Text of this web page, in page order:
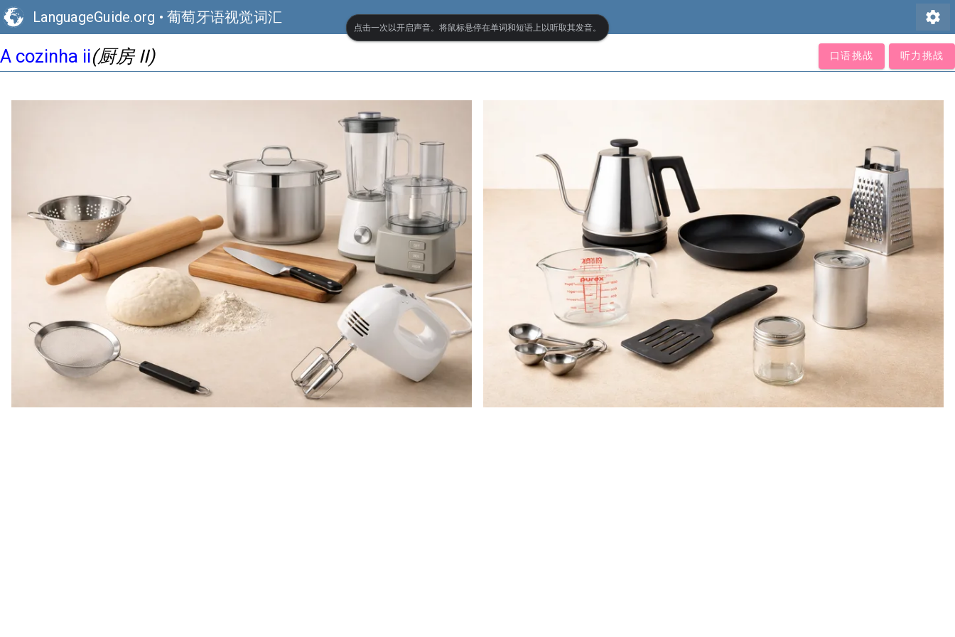
LanguageGuide.org • 葡萄牙语视觉词汇 settings
A cozinha ii(厨房 II) 口语挑战 听力挑战
点击一次以开启声音。将鼠标悬停在单词和短语上以听取其发音。